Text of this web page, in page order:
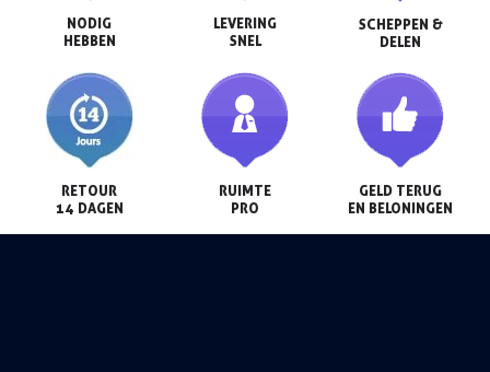
NODIG
HEBBEN
LEVERING
SNEL
SCHEPPEN &
DELEN
RETOUR
14 DAGEN
RUIMTE
PRO
GELD TERUG
EN BELONINGEN